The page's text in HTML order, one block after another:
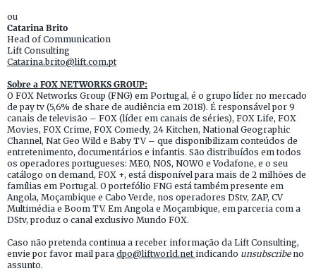
ou
Catarina Brito
Head of Communication
Lift Consulting
Catarina.brito@lift.com.pt
Sobre a FOX NETWORKS GROUP:
O FOX Networks Group (FNG) em Portugal, é o grupo líder no mercado
de pay tv (5,6% de share de audiência em 2018). É responsável por 9
canais de televisão – FOX (líder em canais de séries), FOX Life, FOX
Movies, FOX Crime, FOX Comedy, 24 Kitchen, National Geographic
Channel, Nat Geo Wild e Baby TV – que disponibilizam conteúdos de
entretenimento, documentários e infantis. São distribuídos em todos
os operadores portugueses: MEO, NOS, NOWO e Vodafone, e o seu
catálogo on demand, FOX +, está disponível para mais de 2 milhões de
famílias em Portugal. O portefólio FNG está também presente em
Angola, Moçambique e Cabo Verde, nos operadores DStv, ZAP, CV
Multimédia e Boom TV. Em Angola e Moçambique, em parceria com a
DStv, produz o canal exclusivo Mundo FOX.
Caso não pretenda continua a receber informação da Lift Consulting,
envie por favor mail para dpo@liftworld.netindicando unsubscribe no
assunto.